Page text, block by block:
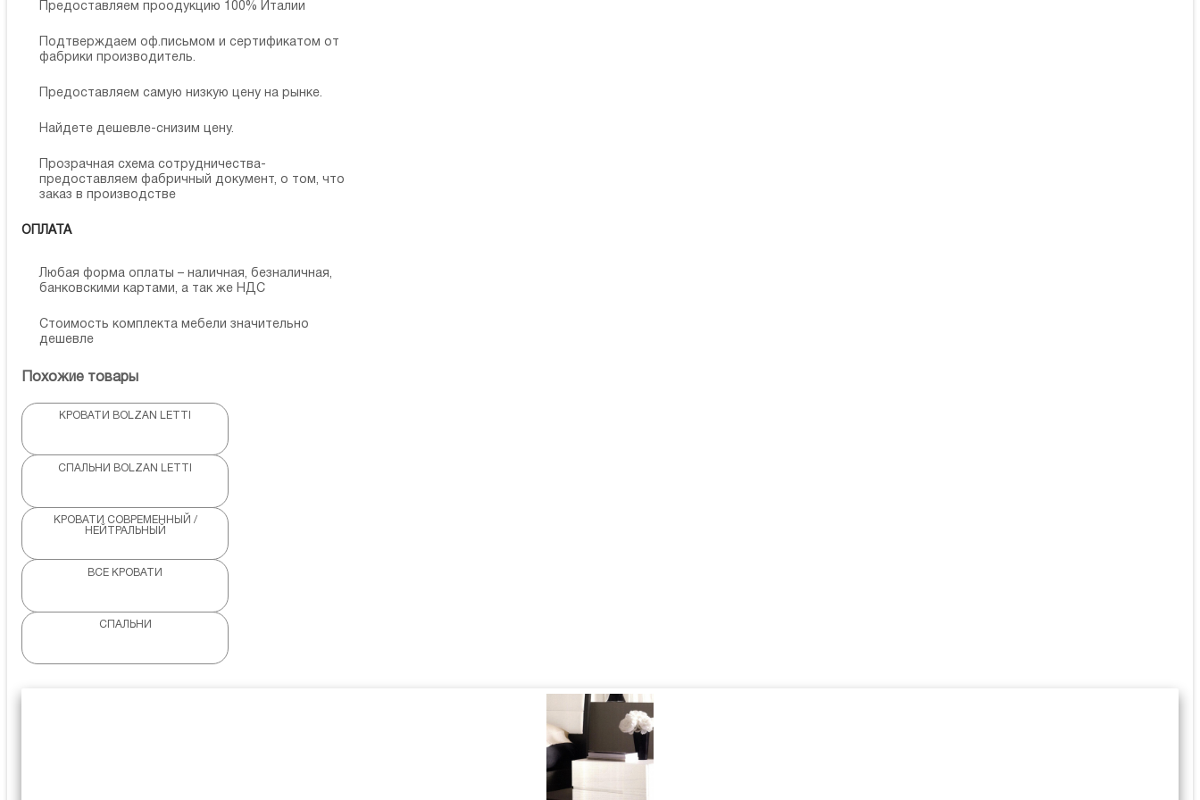
Предоставляем проодукцию 100% Италии
Подтверждаем оф.письмом и сертификатом от
фабрики производитель.
Предоставляем самую низкую цену на рынке.
Найдете дешевле-снизим цену.
Прозрачная схема сотрудничества-
предоставляем фабричный документ, о том, что
заказ в производстве
ОПЛАТА
Любая форма оплаты – наличная, безналичная,
банковскими картами, а так же НДС
Стоимость комплекта мебели значительно
дешевле
Похожие товары
КРОВАТИ BOLZAN LETTI
СПАЛЬНИ BOLZAN LETTI
КРОВАТИ СОВРЕМЕННЫЙ /
НЕЙТРАЛЬНЫЙ
ВСЕ КРОВАТИ
СПАЛЬНИ